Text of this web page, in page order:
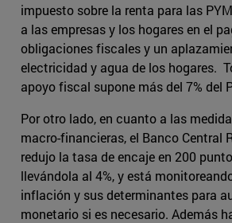
impuesto sobre la renta para las
a las empresas y los hogares en el
obligaciones fiscales y un
electricidad y agua de los hogares.
apoyo fiscal supone más del 7% del
Por otro lado, en cuanto a las
macro-financieras, el Banco Central
redujo la tasa de encaje en 200
llevándola al 4%, y está
inflación y sus determinantes para
monetario si es necesario. Además